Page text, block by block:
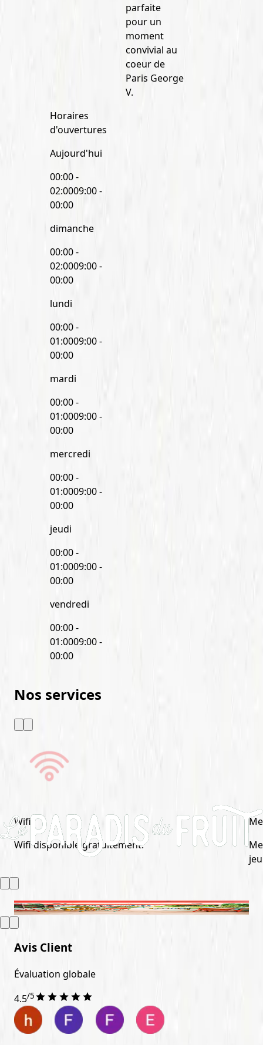
parfaite
pour un
moment
convivial au
coeur de
Paris George
V.
Horaires
d'ouvertures
Aujourd'hui
00:00 -
02:0009:00 -
00:00
dimanche
00:00 -
02:0009:00 -
00:00
lundi
00:00 -
01:0009:00 -
00:00
mardi
00:00 -
01:0009:00 -
00:00
mercredi
00:00 -
01:0009:00 -
00:00
jeudi
00:00 -
01:0009:00 -
00:00
vendredi
00:00 -
01:0009:00 -
00:00
Nos services
Wifi
Wifi disponible gratuitement.
Avis Client
Évaluation globale
4.5/5